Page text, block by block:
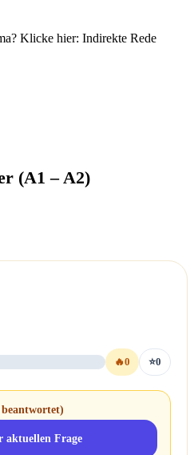
Klicke hier: Indirekte Rede
(A1 – A2)
🔥0 ⭐0
aktuellen Frage